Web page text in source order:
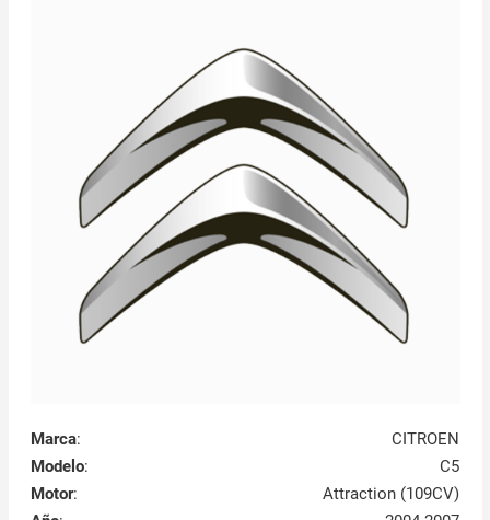
Marca:
CITROEN
Modelo:
C5
Motor:
Attraction (109CV)